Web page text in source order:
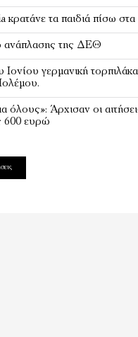
κρατάνε τα παιδιά πίσω
ανάπλασης της ΔΕΘ
γερμανική
όλους»: Άρχισαν οι
600 ευρώ